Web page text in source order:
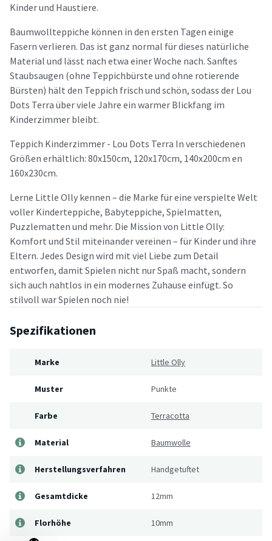
Kinder und Haustiere.
Baumwollteppiche können in den ersten Tagen einige
Fasern verlieren. Das ist ganz normal für dieses natürliche
Material und lässt nach etwa einer Woche nach. Sanftes
Staubsaugen (ohne Teppichbürste und ohne rotierende
Bürsten) hält den Teppich frisch und schön, sodass der Lou
Dots Terra über viele Jahre ein warmer Blickfang im
Kinderzimmer bleibt.
Teppich Kinderzimmer - Lou Dots Terra In verschiedenen
Größen erhältlich: 80x150cm, 120x170cm, 140x200cm en
160x230cm.
Lerne Little Olly kennen – die Marke für eine verspielte Welt
voller Kinderteppiche, Babyteppiche, Spielmatten,
Puzzlematten und mehr. Die Mission von Little Olly:
Komfort und Stil miteinander vereinen – für Kinder und ihre
Eltern. Jedes Design wird mit viel Liebe zum Detail
entworfen, damit Spielen nicht nur Spaß macht, sondern
sich auch nahtlos in ein modernes Zuhause einfügt. So
stilvoll war Spielen noch nie!
Spezifikationen
Marke Little Olly
Muster Punkte
Farbe Terracotta
Material Baumwolle
Herstellungsverfahren Handgetuftet
Gesamtdicke 12mm
Florhöhe 10mm